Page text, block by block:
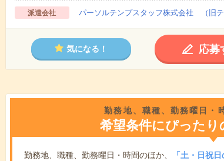
派遣会社 パーソルテンプスタッフ株式会社 （旧テ
気になる！ 応募
勤務地、職種、勤務曜日・
希望条件にぴった
勤務地、職種、勤務曜日・時間のほか、 「土・日祝